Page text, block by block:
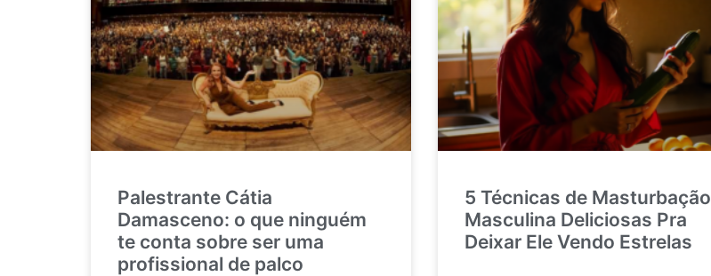
Palestrante Cátia
Damasceno: o que ninguém
te conta sobre ser uma
profissional de palco
5 Técnicas de Masturbação
Masculina Deliciosas Pra
Deixar Ele Vendo Estrelas